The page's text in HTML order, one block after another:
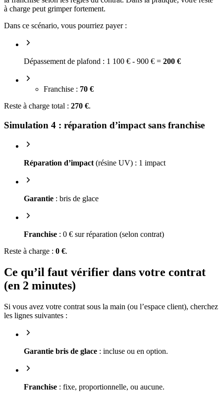
à charge peut grimper fortement.
Dans ce scénario, vous pourriez payer :
Dépassement de plafond : 1 100 € - 900 € = 200 €
Franchise : 70 €
Reste à charge total : 270 €.
Simulation 4 : réparation d’impact sans franchise
Réparation d’impact (résine UV) : 1 impact
Garantie : bris de glace
Franchise : 0 € sur réparation (selon contrat)
Reste à charge : 0 €.
Ce qu’il faut vérifier dans votre contrat
(en 2 minutes)
Si vous avez votre contrat sous la main (ou l’espace client), cherchez
les lignes suivantes :
Garantie bris de glace : incluse ou en option.
Franchise : fixe, proportionnelle, ou aucune.